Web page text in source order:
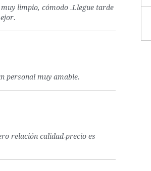
limpio, cómodo .Llegue tarde
personal muy amable.
relación calidad-precio es